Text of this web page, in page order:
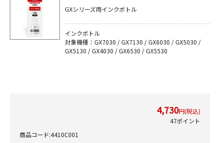
GXシリーズ用インクボトル
インクボトル
対象機種：GX7030 / GX7130 / GX6030 / GX5030 /
GX5130 / GX4030 / GX6530 / GX5530
4,730円(税込)
47ポイント
商品コード:4410C001